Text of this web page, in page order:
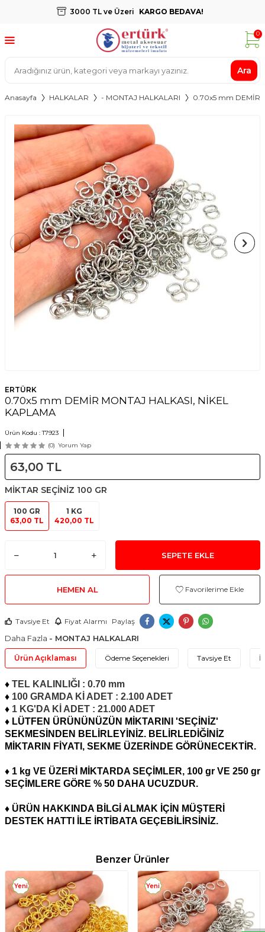
W
h
t
s
a
p
p
D
e
s
e
H
a
t
t
3000 TL ve Üzeri KARGO BEDAVA!
Ara
0
Anasayfa HALKALAR - MONTAJ HALKALARI 0.70x5 mm DEMİR
ERTÜRK
0.70x5 mm DEMİR MONTAJ HALKASI, NİKEL
KAPLAMA
Ürün Kodu :T7923
(0) Yorum Yap
63,00 TL
MİKTAR SEÇİNİZ 100 GR
100 GR
63,00 TL
1 KG
420,00 TL
SEPETE EKLE
HEMEN AL Favorilerime Ekle
Tavsiye Et Fiyat Alarmı Paylaş
Daha Fazla - MONTAJ HALKALARI
Ürün Açıklaması Ödeme Seçenekleri Tavsiye Et
♦ TEL KALINLIĞI : 0.70 mm
♦ 100 GRAMDA Kİ ADET : 2.100 ADET
♦ 1 KG'DA Kİ ADET : 21.000 ADET
♦ LÜTFEN ÜRÜNÜNÜZÜN MİKTARINI 'SEÇİNİZ'
SEKMESİNDEN BELİRLEYİNİZ. BELİRLEDİĞİNİZ
MİKTARIN FİYATI, SEKME ÜZERİNDE GÖRÜNECEKTİR.
♦ 1 kg VE ÜZERİ MİKTARDA SEÇİMLER, 100 gr VE 250 gr
SEÇİMLERE GÖRE % 50 DAHA UCUZDUR.
♦ ÜRÜN HAKKINDA BİLGİ ALMAK İÇİN MÜŞTERİ
DESTEK HATTI İLE İRTİBATA GEÇEBİLİRSİNİZ.
Benzer Ürünler
Yeni Yeni